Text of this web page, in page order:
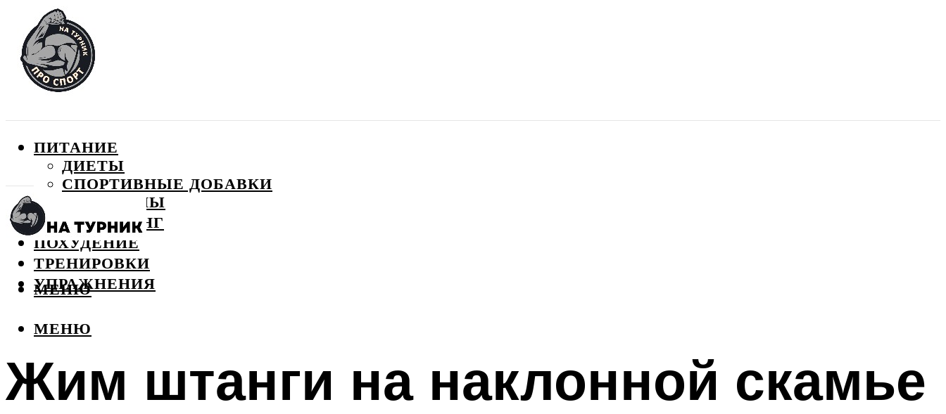
ПИТАНИЕ
ДИЕТЫ
СПОРТИВНЫЕ ДОБАВКИ
ВИТАМИНЫ
БОДИБИЛДИНГ
ПОХУДЕНИЕ
ТРЕНИРОВКИ
УПРАЖНЕНИЯ
МЕНЮ
МЕНЮ
Жим штанги на наклонной скамье